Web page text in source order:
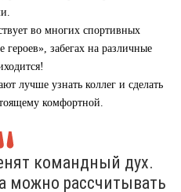
во многих спортивных
героев», забегах на различные
лучше узнать коллег и сделать
комфортной.
командный дух.
можно рассчитывать